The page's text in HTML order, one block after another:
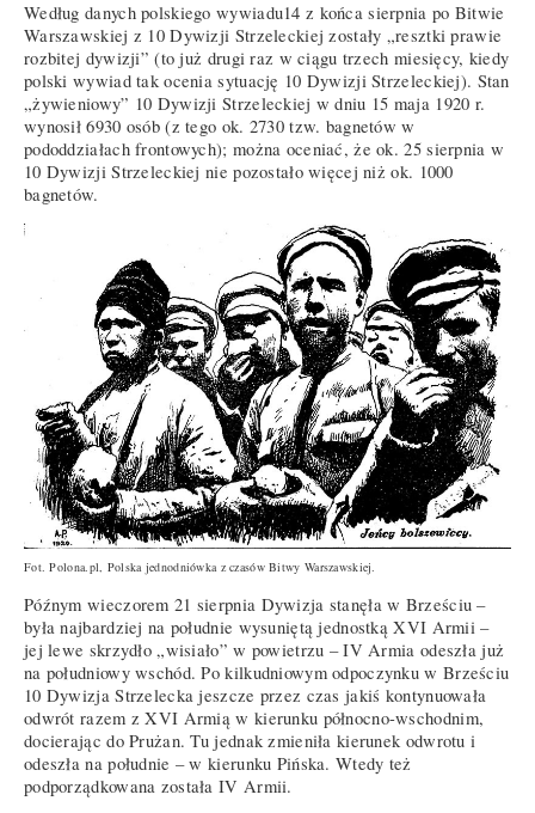
Według danych polskiego wywiadu14 z końca sierpnia po Bitwie
Warszawskiej z 10 Dywizji Strzeleckiej zostały „resztki prawie
rozbitej dywizji” (to już drugi raz w ciągu trzech miesięcy, kiedy
polski wywiad tak ocenia sytuację 10 Dywizji Strzeleckiej). Stan
„żywieniowy” 10 Dywizji Strzeleckiej w dniu 15 maja 1920 r.
wynosił 6930 osób (z tego ok. 2730 tzw. bagnetów w
pododdziałach frontowych); można oceniać, że ok. 25 sierpnia w
10 Dywizji Strzeleckiej nie pozostało więcej niż ok. 1000
bagnetów.
Fot. Polona.pl, Polska jednodniówka z czasów Bitwy Warszawskiej.
Późnym wieczorem 21 sierpnia Dywizja stanęła w Brześciu –
była najbardziej na południe wysuniętą jednostką XVI Armii –
jej lewe skrzydło „wisiało” w powietrzu – IV Armia odeszła już
na południowy wschód. Po kilkudniowym odpoczynku w Brześciu
10 Dywizja Strzelecka jeszcze przez czas jakiś kontynuowała
odwrót razem z XVI Armią w kierunku północno-wschodnim,
docierając do Prużan. Tu jednak zmieniła kierunek odwrotu i
odeszła na południe – w kierunku Pińska. Wtedy też
podporządkowana została IV Armii.